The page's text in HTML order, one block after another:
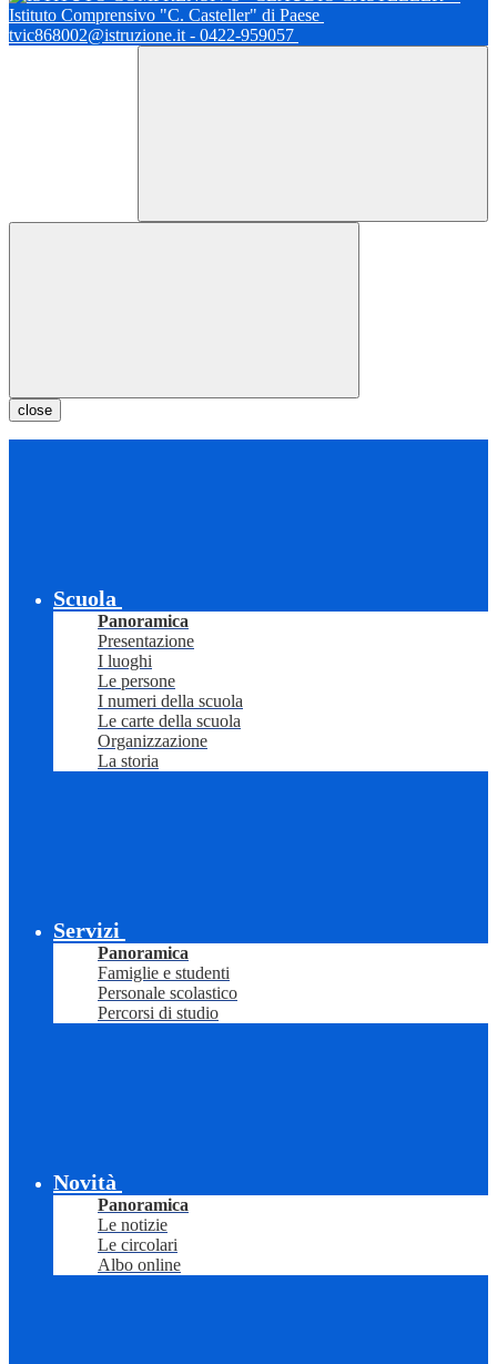
Istituto Comprensivo "C. Casteller" di Paese
tvic868002@istruzione.it - 0422-959057
close
Scuola
Panoramica
Presentazione
I luoghi
Le persone
I numeri della scuola
Le carte della scuola
Organizzazione
La storia
Servizi
Panoramica
Famiglie e studenti
Personale scolastico
Percorsi di studio
Novità
Panoramica
Le notizie
Le circolari
Albo online